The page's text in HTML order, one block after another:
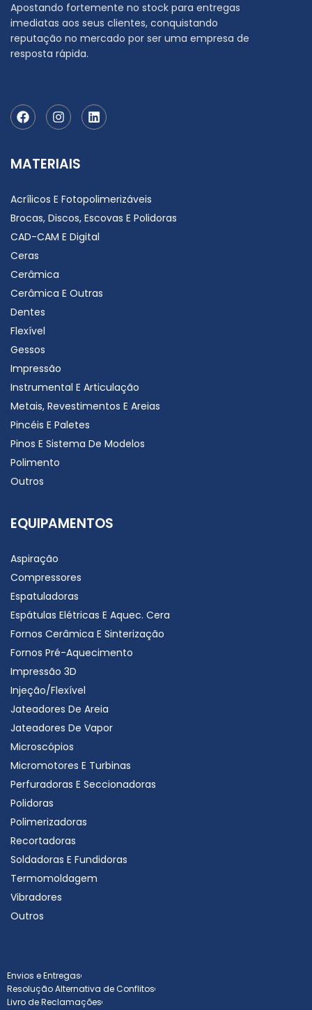
Apostando fortemente no stock para entregas
imediatas aos seus clientes, conquistando
reputação no mercado por ser uma empresa de
resposta rápida.
MATERIAIS
Acrílicos E Fotopolimerizáveis
Brocas, Discos, Escovas E Polidoras
CAD-CAM E Digital
Ceras
Cerâmica
Cerâmica E Outras
Dentes
Flexível
Gessos
Impressão
Instrumental E Articulação
Metais, Revestimentos E Areias
Pincéis E Paletes
Pinos E Sistema De Modelos
Polimento
Outros
EQUIPAMENTOS
Aspiração
Compressores
Espatuladoras
Espátulas Elétricas E Aquec. Cera
Fornos Cerâmica E Sinterização
Fornos Pré-Aquecimento
Impressão 3D
Injeção/Flexível
Jateadores De Areia
Jateadores De Vapor
Microscópios
Micromotores E Turbinas
Perfuradoras E Seccionadoras
Polidoras
Polimerizadoras
Recortadoras
Soldadoras E Fundidoras
Termomoldagem
Vibradores
Outros
Envios e Entregas
Resolução Alternativa de Conflitos
Livro de Reclamações